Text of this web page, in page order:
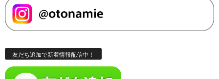
友だち追加で新着情報配信中！